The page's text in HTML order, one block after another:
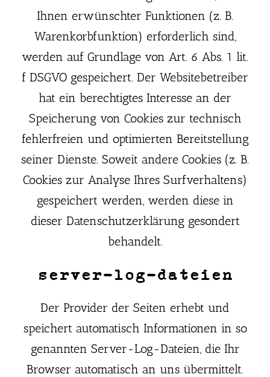
Ihnen erwünschter Funktionen (z. B.
Warenkorbfunktion) erforderlich sind,
werden auf Grundlage von Art. 6 Abs. 1 lit.
f DSGVO gespeichert. Der Websitebetreiber
hat ein berechtigtes Interesse an der
Speicherung von Cookies zur technisch
fehlerfreien und optimierten Bereitstellung
seiner Dienste. Soweit andere Cookies (z. B.
Cookies zur Analyse Ihres Surfverhaltens)
gespeichert werden, werden diese in
dieser Datenschutzerklärung gesondert
behandelt.
server-log-dateien
Der Provider der Seiten erhebt und
speichert automatisch Informationen in so
genannten Server-Log-Dateien, die Ihr
Browser automatisch an uns übermittelt.